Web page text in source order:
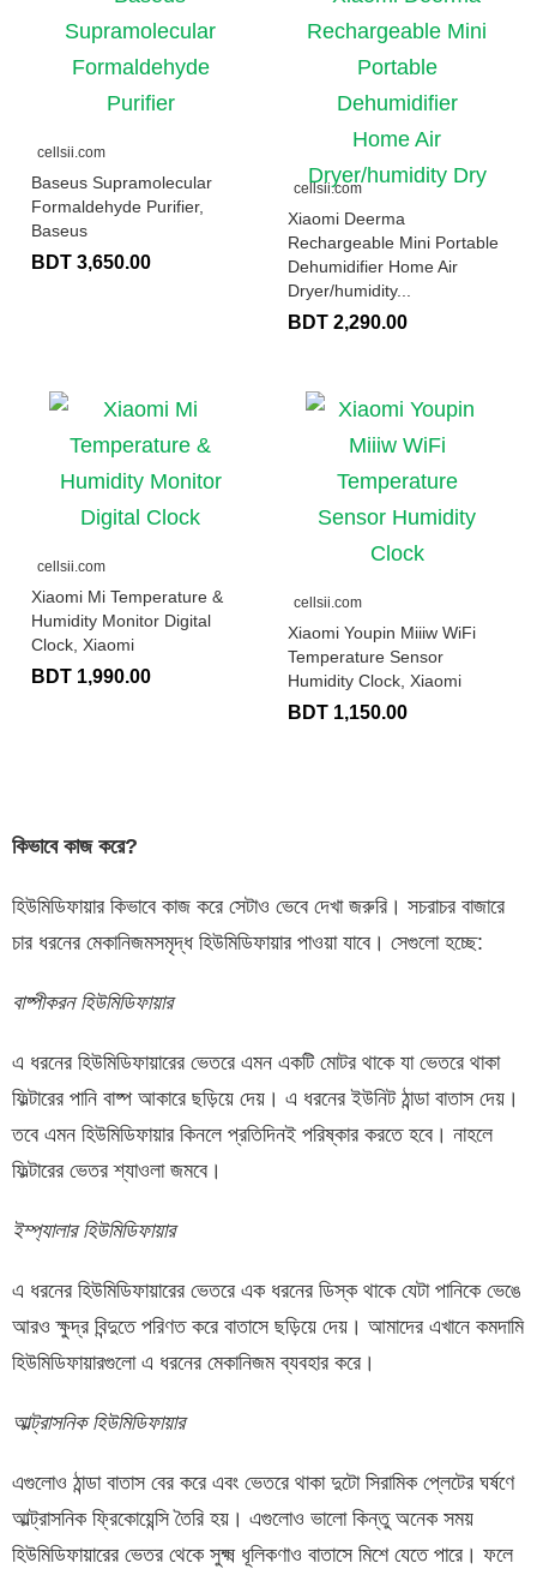
cellsii.com
Baseus Supramolecular
Formaldehyde Purifier,
Baseus
BDT 3,650.00
cellsii.com
Xiaomi Deerma
Rechargeable Mini Portable
Dehumidifier Home Air
Dryer/humidity...
BDT 2,290.00
cellsii.com
Xiaomi Mi Temperature &
Humidity Monitor Digital
Clock, Xiaomi
BDT 1,990.00
cellsii.com
Xiaomi Youpin Miiiw WiFi
Temperature Sensor
Humidity Clock, Xiaomi
BDT 1,150.00
কিভাবে কাজ করে?
হিউমিডিফায়ার কিভাবে কাজ করে সেটাও ভেবে দেখা জরুরি। সচরাচর বাজারে
চার ধরনের মেকানিজমসমৃদ্ধ হিউমিডিফায়ার পাওয়া যাবে। সেগুলো হচ্ছে:
বাষ্পীকরন হিউমিডিফায়ার
এ ধরনের হিউমিডিফায়ারের ভেতরে এমন একটি মোটর থাকে যা ভেতরে থাকা
ফিল্টারের পানি বাষ্প আকারে ছড়িয়ে দেয়। এ ধরনের ইউনিট ঠান্ডা বাতাস দেয়।
তবে এমন হিউমিডিফায়ার কিনলে প্রতিদিনই পরিষ্কার করতে হবে। নাহলে
ফিল্টারের ভেতর শ্যাওলা জমবে।
ইম্প্যালার হিউমিডিফায়ার
এ ধরনের হিউমিডিফায়ারের ভেতরে এক ধরনের ডিস্ক থাকে যেটা পানিকে ভেঙে
আরও ক্ষুদ্র বিন্দুতে পরিণত করে বাতাসে ছড়িয়ে দেয়। আমাদের এখানে কমদামি
হিউমিডিফায়ারগুলো এ ধরনের মেকানিজম ব্যবহার করে।
আল্ট্রাসনিক হিউমিডিফায়ার
এগুলোও ঠান্ডা বাতাস বের করে এবং ভেতরে থাকা দুটো সিরামিক প্লেটের ঘর্ষণে
আল্ট্রাসনিক ফ্রিকোয়েন্সি তৈরি হয়। এগুলোও ভালো কিন্তু অনেক সময়
হিউমিডিফায়ারের ভেতর থেকে সুক্ষ্ম ধূলিকণাও বাতাসে মিশে যেতে পারে। ফলে